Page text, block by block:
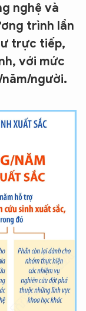
nghệ và
trình lần
trực tiếp,
với mức
người.